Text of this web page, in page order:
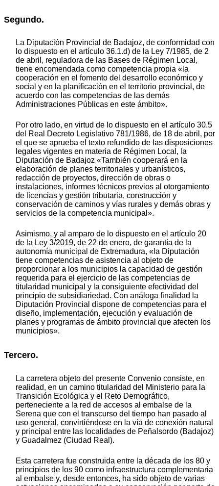
Segundo.
La Diputación Provincial de Badajoz, de conformidad con
lo dispuesto en el artículo 36.1.d) de la Ley 7/1985, de 2
de abril, reguladora de las Bases de Régimen Local,
tiene encomendada como competencia propia «la
cooperación en el fomento del desarrollo económico y
social y en la planificación en el territorio provincial, de
acuerdo con las competencias de las demás
Administraciones Públicas en este ámbito».
Por otro lado, en virtud de lo dispuesto en el artículo 30.5
del Real Decreto Legislativo 781/1986, de 18 de abril, por
el que se aprueba el texto refundido de las disposiciones
legales vigentes en materia de Régimen Local, la
Diputación de Badajoz «También cooperará en la
elaboración de planes territoriales y urbanísticos,
redacción de proyectos, dirección de obras o
instalaciones, informes técnicos previos al otorgamiento
de licencias y gestión tributaria, construcción y
conservación de caminos y vías rurales y demás obras y
servicios de la competencia municipal».
Asimismo, y al amparo de lo dispuesto en el artículo 20
de la Ley 3/2019, de 22 de enero, de garantía de la
autonomía municipal de Extremadura, «la Diputación
tiene competencias de asistencia al objeto de
proporcionar a los municipios la capacidad de gestión
requerida para el ejercicio de las competencias de
titularidad municipal y la consiguiente efectividad del
principio de subsidiariedad. Con análoga finalidad la
Diputación Provincial dispone de competencias para el
diseño, implementación, ejecución y evaluación de
planes y programas de ámbito provincial que afecten los
municipios».
Tercero.
La carretera objeto del presente Convenio consiste, en
realidad, en un camino titularidad del Ministerio para la
Transición Ecológica y el Reto Demográfico,
perteneciente a la red de accesos al embalse de la
Serena que con el transcurso del tiempo han pasado al
uso general, convirtiéndose en la vía de conexión natural
y principal entre las localidades de Peñalsordo (Badajoz)
y Guadalmez (Ciudad Real).
Esta carretera fue construida entre la década de los 80 y
principios de los 90 como infraestructura complementaria
al embalse y, desde entonces, ha sido objeto de varias